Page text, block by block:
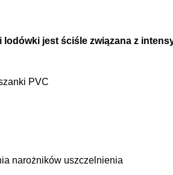
jest ściśle związana z
PVC
narożników uszczelnienia